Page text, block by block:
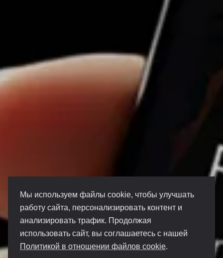
Мы используем файлы cookie, чтобы улучшать
работу сайта, персонализировать контент и
анализировать трафик. Продолжая
использовать сайт, вы соглашаетесь с нашей
Политикой в отношении файлов cookie.